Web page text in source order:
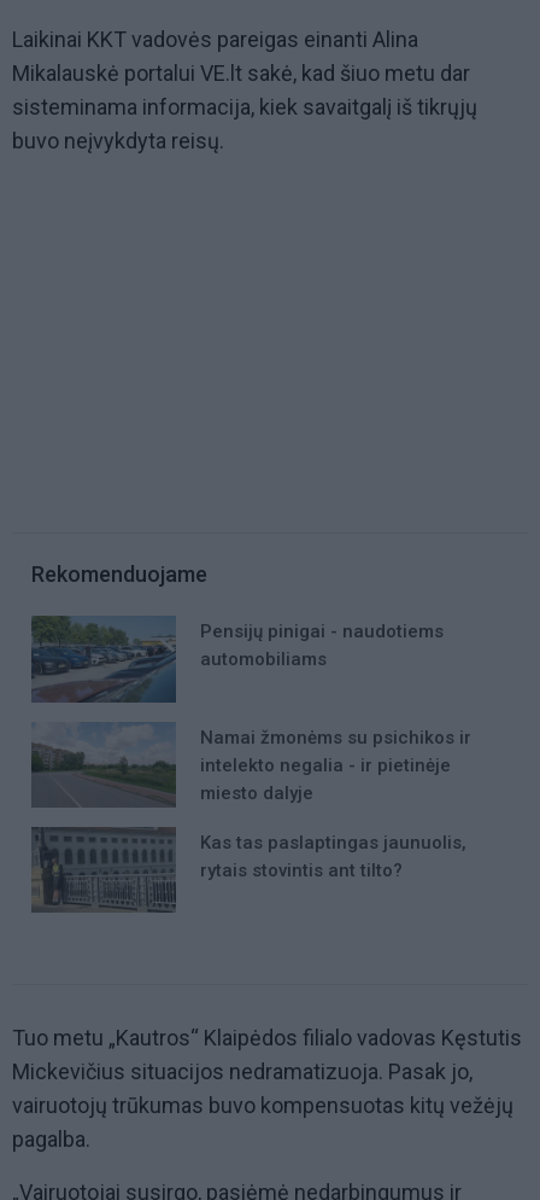
Laikinai KKT vadovės pareigas einanti Alina
Mikalauskė portalui VE.lt sakė, kad šiuo metu dar
sisteminama informacija, kiek savaitgalį iš tikrųjų
buvo neįvykdyta reisų.
Rekomenduojame
Pensijų pinigai - naudotiems
automobiliams
Namai žmonėms su psichikos ir
intelekto negalia - ir pietinėje
miesto dalyje
Kas tas paslaptingas jaunuolis,
rytais stovintis ant tilto?
Tuo metu „Kautros“ Klaipėdos filialo vadovas Kęstutis
Mickevičius situacijos nedramatizuoja. Pasak jo,
vairuotojų trūkumas buvo kompensuotas kitų vežėjų
pagalba.
„Vairuotojai susirgo, pasiėmė nedarbingumus ir